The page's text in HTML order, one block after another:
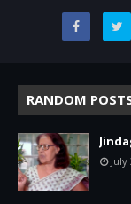
RANDOM
July